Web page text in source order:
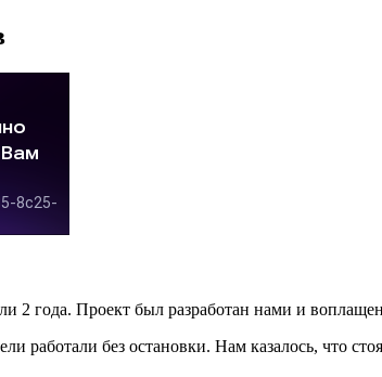
2 года. Проект был разработан нами и
работали без остановки. Нам казалось, что